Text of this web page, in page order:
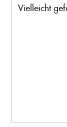
Vielleicht